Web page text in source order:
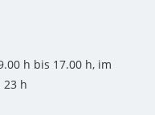
h bis 17.00 h, im
23 h